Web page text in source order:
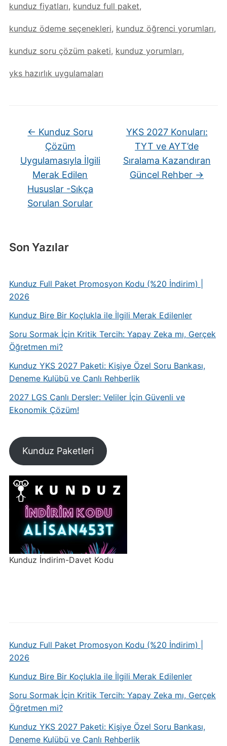
Son Yazılar
Kunduz Full Paket Promosyon Kodu (%20 İndirim) |
2026
Kunduz Bire Bir Koçlukla ile İlgili Merak Edilenler
Soru Sormak İçin Kritik Tercih: Yapay Zeka mı, Gerçek
Öğretmen mi?
Kunduz YKS 2027 Paketi: Kişiye Özel Soru Bankası,
Deneme Kulübü ve Canlı Rehberlik
2027 LGS Canlı Dersler: Veliler İçin Güvenli ve
Ekonomik Çözüm!
Kunduz Paketleri
Kunduz İndirim-Davet Kodu
kunduz fiyatları, kunduz full paket,
kunduz ödeme seçenekleri, kunduz öğrenci yorumları,
kunduz soru çözüm paketi, kunduz yorumları,
yks hazırlık uygulamaları
← Kunduz Soru
Çözüm
Uygulamasıyla İlgili
Merak Edilen
Hususlar -Sıkça
Sorulan Sorular
YKS 2027 Konuları:
TYT ve AYT’de
Sıralama Kazandıran
Güncel Rehber →
Kunduz Full Paket Promosyon Kodu (%20 İndirim) |
2026
Kunduz Bire Bir Koçlukla ile İlgili Merak Edilenler
Soru Sormak İçin Kritik Tercih: Yapay Zeka mı, Gerçek
Öğretmen mi?
Kunduz YKS 2027 Paketi: Kişiye Özel Soru Bankası,
Deneme Kulübü ve Canlı Rehberlik